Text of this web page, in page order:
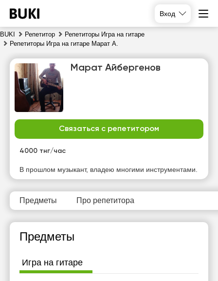
Вход
BUKI Репетитор
Репетиторы Игра на гитаре
Репетиторы Игра на гитаре Марат А.
Марат Айбергенов
Связаться с репетитором
4000 тнг/час
В прошлом музыкант, владею многими инструментами.
Предметы Про репетитора
Предметы
Игра на гитаре
вс
пн
Нет
Нет
Нет
Нет
свободных